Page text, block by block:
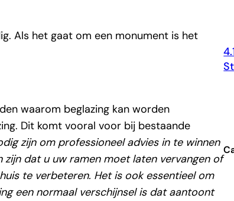
Als het gaat om een monument is het
waarom beglazing kan worden
Dit komt vooral voor bij bestaande
zijn om professioneel advies in te winnen
dat u uw ramen moet laten vervangen of
te verbeteren. Het is ook essentieel om
een normaal verschijnsel is dat aantoont